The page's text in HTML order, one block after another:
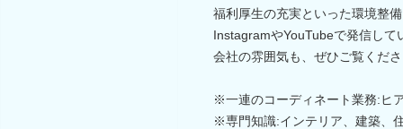
福利厚生の充実といった環境整
InstagramやYouTubeで発信して
会社の雰囲気も、ぜひご覧くだ
※一連のコーディネート業務:ヒ
※専門知識:インテリア、建築、